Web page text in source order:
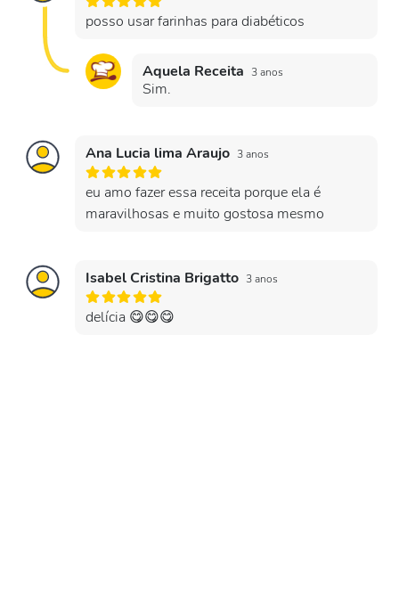
posso usar farinhas para diabéticos
Aquela Receita 3 anos
Sim.
Ana Lucia lima Araujo 3 anos
eu amo fazer essa receita porque ela é
maravilhosas e muito gostosa mesmo
Isabel Cristina Brigatto 3 anos
delícia 😋😋😋